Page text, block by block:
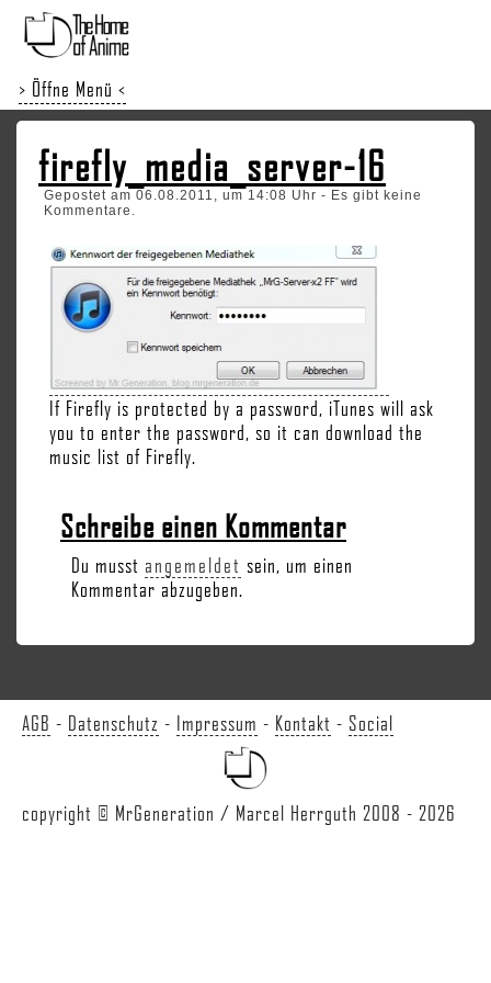
> Öffne Menü <
firefly_media_server-16
Gepostet am 06.08.2011, um 14:08 Uhr - Es gibt keine
Kommentare.
If Firefly is protected by a password, iTunes will ask
you to enter the password, so it can download the
music list of Firefly.
Schreibe einen Kommentar
Du musst angemeldet sein, um einen
Kommentar abzugeben.
AGB - Datenschutz - Impressum - Kontakt - Social
copyright © MrGeneration / Marcel Herrguth 2008 - 2026